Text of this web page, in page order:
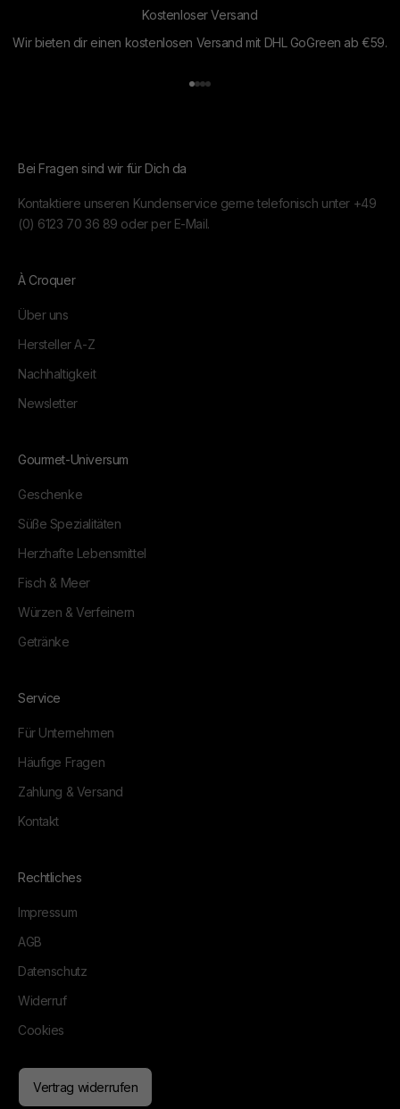
Kostenloser Versand
Wir bieten dir einen kostenlosen Versand mit DHL GoGreen ab €59.
Gehe zu Element 1
Gehe zu Element 2
Gehe zu Element 3
Gehe zu Element 4
Bei Fragen sind wir für Dich da
Kontaktiere unseren Kundenservice gerne telefonisch unter +49
(0) 6123 70 36 89 oder per E-Mail.
À Croquer
Über uns
Hersteller A-Z
Nachhaltigkeit
Newsletter
Gourmet-Universum
Geschenke
Süße Spezialitäten
Herzhafte Lebensmittel
Fisch & Meer
Würzen & Verfeinern
Getränke
Service
Für Unternehmen
Häufige Fragen
Zahlung & Versand
Kontakt
Rechtliches
Impressum
AGB
Datenschutz
Widerruf
Cookies
Vertrag widerrufen